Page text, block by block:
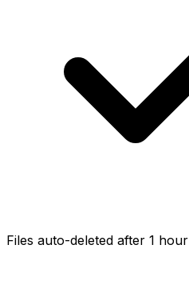
Files auto-deleted after 1 hour